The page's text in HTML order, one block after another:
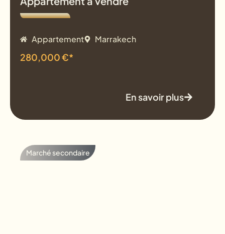
Appartement Marrakech
280,000 €*
En savoir plus
Marché secondaire